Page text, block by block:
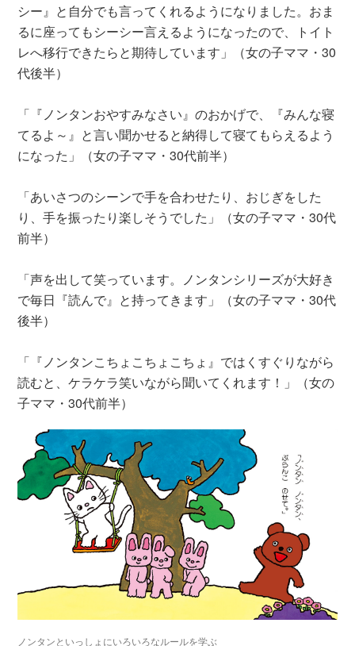
シー』と自分でも言ってくれるようになりました。おま
るに座ってもシーシー言えるようになったので、トイト
レへ移行できたらと期待しています」（女の子ママ・30
代後半）
「『ノンタンおやすみなさい』のおかげで、『みんな寝
てるよ～』と言い聞かせると納得して寝てもらえるよう
になった」（女の子ママ・30代前半）
「あいさつのシーンで手を合わせたり、おじぎをした
り、手を振ったり楽しそうでした」（女の子ママ・30代
前半）
「声を出して笑っています。ノンタンシリーズが大好き
で毎日『読んで』と持ってきます」（女の子ママ・30代
後半）
「『ノンタンこちょこちょこちょ』ではくすぐりながら
読むと、ケラケラ笑いながら聞いてくれます！」（女の
子ママ・30代前半）
ノンタンといっしょにいろいろなルールを学ぶ